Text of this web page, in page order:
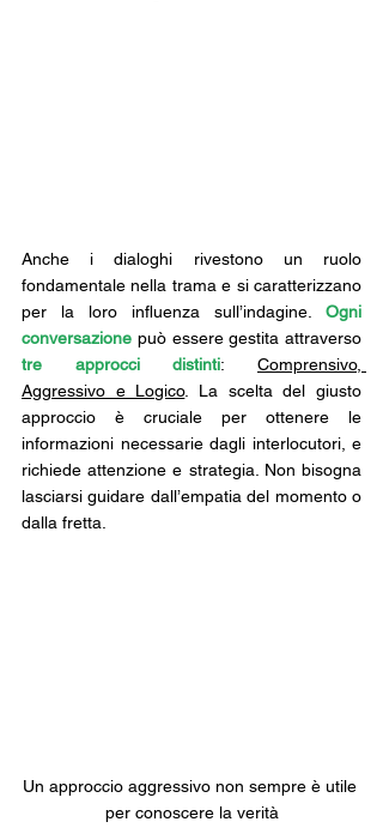
Anche i dialoghi rivestono un ruolo
fondamentale nella trama e si caratterizzano
per la loro influenza sull’indagine. Ogni
conversazione
tre approcci distinti: Comprensivo,
Aggressivo e Logico. La scelta del giusto
approccio è cruciale per ottenere le
informazioni necessarie dagli interlocutori, e
richiede attenzione e strategia. Non bisogna
lasciarsi guidare dall’empatia del momento o
dalla fretta.
Un approccio aggressivo non sempre è utile
per conoscere la verità